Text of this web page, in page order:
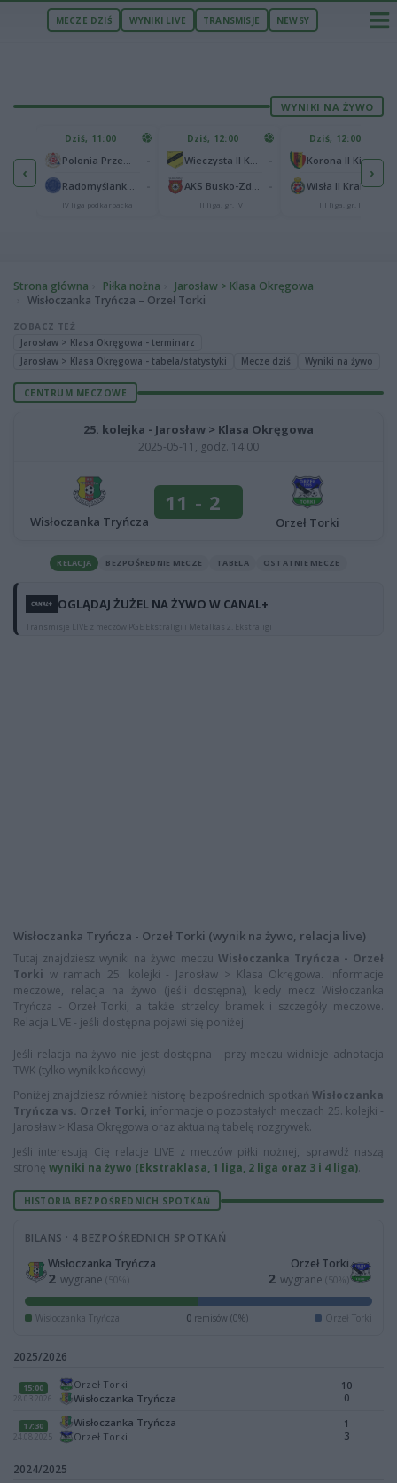
MECZE DZIŚ WYNIKI LIVE TRANSMISJE NEWSY
WYNIKI NA ŻYWO
‹
1
1
Dziś, 11:00
IV liga podkarpacka
Dziś, 12:00
III liga, gr. IV
Dziś, 12:00
Korona II Kielce
Wisła II Kraków
III liga, gr. IV
›
Strona główna Piłka nożna
Jarosław > Klasa Okręgowa
Wisłoczanka Tryńcza – Orzeł Torki
ZOBACZ TEŻ
Jarosław > Klasa Okręgowa - terminarz
Jarosław > Klasa Okręgowa - tabela/statystyki
Mecze dziś Wyniki na żywo
CENTRUM MECZOWE
25. kolejka - Jarosław > Klasa Okręgowa
2025-05-11, godz. 14:00
Wisłoczanka Tryńcza
11 - 2
Orzeł Torki
RELACJA BEZPOŚREDNIE MECZE TABELA OSTATNIE MECZE
OGLĄDAJ ŻUŻEL NA ŻYWO W CANAL+
Transmisje LIVE z meczów PGE Ekstraligi i Metalkas 2. Ekstraligi
Wisłoczanka Tryńcza - Orzeł Torki (wynik na żywo, relacja live)
Tutaj znajdziesz wyniki na żywo meczu Wisłoczanka Tryńcza - Orzeł
Torki w ramach 25. kolejki - Jarosław > Klasa Okręgowa. Informacje
meczowe, relacja na żywo (jeśli dostępna), kiedy mecz Wisłoczanka
Tryńcza - Orzeł Torki, a także strzelcy bramek i szczegóły meczowe.
Relacja LIVE - jeśli dostępna pojawi się poniżej.
Jeśli relacja na żywo nie jest dostępna - przy meczu widnieje adnotacja
TWK (tylko wynik końcowy)
Poniżej znajdziesz również historę bezpośrednich spotkań Wisłoczanka
Tryńcza vs. Orzeł Torki, informacje o pozostałych meczach 25. kolejki -
Jarosław > Klasa Okręgowa oraz aktualną tabelę rozgrywek.
Jeśli interesują Cię relacje LIVE z meczów piłki nożnej, sprawdź naszą
stronę wyniki na żywo (Ekstraklasa, 1 liga, 2 liga oraz 3 i 4 liga).
HISTORIA BEZPOŚREDNICH SPOTKAŃ
BILANS · 4 BEZPOŚREDNICH SPOTKAŃ
Wisłoczanka Tryńcza
2 wygrane (50%)
Orzeł Torki
2 wygrane (50%)
Wisłoczanka Tryńcza 0 remisów (0%) Orzeł Torki
2025/2026
15:00
28.03.2026
Orzeł Torki
Wisłoczanka Tryńcza
10
0
17:30
24.08.2025
Wisłoczanka Tryńcza
Orzeł Torki
1
3
2024/2025